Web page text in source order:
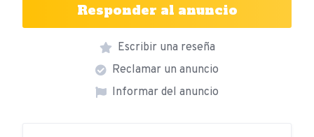
Responder al anuncio
Escribir una reseña
Reclamar un anuncio
Informar del anuncio